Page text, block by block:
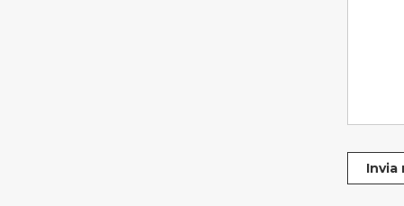
Invia